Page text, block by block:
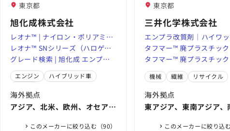
東京都
旭化成株式会社
レオナ™ | ナイロン・ポリアミド
樹脂 | 用途提案 | 旭化成 エンプラ
総合情報サイト
レオナ™ SNシリーズ（ハロゲン
フリー・難燃） | ポリアミド樹
脂・ナイロン樹脂 レオナ™ | 高機
能グレード | 旭化成 エンプラ総
合情報サイト
グレード検索 | 旭化成 エンプラ
総合情報サイト
エンジン
ハイブリッド車
海外拠点
アジア、北米、欧州、オセアニ
このメーカーに絞り込む（90）
東京都
三井化学株式会社
エンプラ改質剤｜ハイワッ
- 三井化学株式会社｜幅広
を支える重合型・低分子
エチレンワックス
タフマー™ 廃プラスチッ
ィラー複合樹脂の物性改
井化学株式会社
タフマー™ 廃プラスチッ
ィラー複合樹脂の物性改善
井化学株式会社
機械 繊維 リサイクル
海外拠点
東アジア、東南アジア、
このメーカーに絞り込